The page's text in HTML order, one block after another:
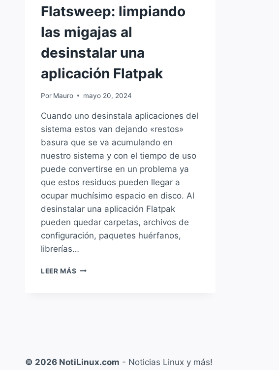
Flatsweep: limpiando
las migajas al
desinstalar una
aplicación Flatpak
Por Mauro mayo 20, 2024
Cuando uno desinstala aplicaciones del
sistema estos van dejando «restos»
basura que se va acumulando en
nuestro sistema y con el tiempo de uso
puede convertirse en un problema ya
que estos residuos pueden llegar a
ocupar muchísimo espacio en disco. Al
desinstalar una aplicación Flatpak
pueden quedar carpetas, archivos de
configuración, paquetes huérfanos,
librerías…
LEER MÁS FLATSWEEP:
© 2026 NotiLinux.com - Noticias Linux y más!